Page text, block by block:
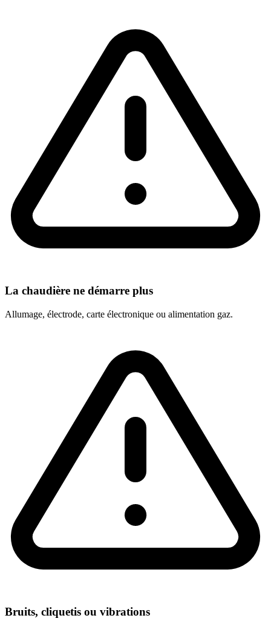
La chaudière ne démarre plus
Allumage, électrode, carte électronique ou alimentation gaz.
Bruits, cliquetis ou vibrations